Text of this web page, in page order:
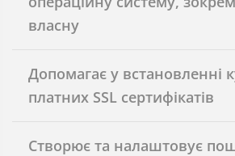
власну
Допомагає у встановленні
платних SSL сертифікатів
Створює та налаштовує